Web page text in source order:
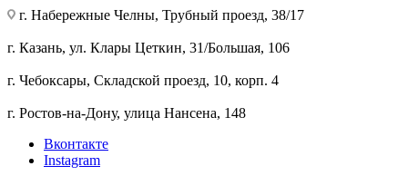
г. Набережные Челны, Трубный проезд, 38/17
г. Казань, ул. Клары Цеткин, 31/Большая, 106
г. Чебоксары, Складской проезд, 10, корп. 4
г. Ростов-на-Дону, улица Нансена, 148
Вконтакте
Instagram